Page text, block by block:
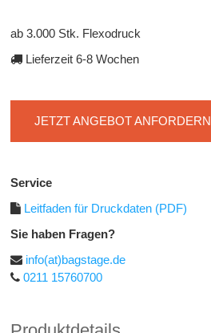
ab 3.000 Stk. Flexodruck
Lieferzeit 6-8 Wochen
JETZT ANGEBOT ANFORDERN
Service
Leitfaden für Druckdaten (PDF)
Sie haben Fragen?
info(at)bagstage.de
0211 15760700